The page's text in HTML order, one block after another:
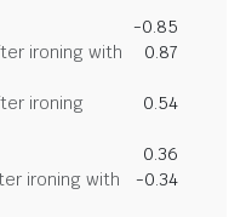
-0.85
ironing with
0.87
ironing
0.54
0.36
ironing with
-0.34